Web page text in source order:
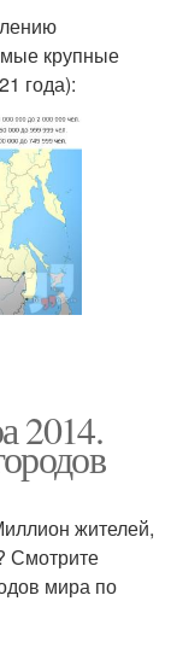
крупные
года):
2014.
жителей,
Смотрите
мира по